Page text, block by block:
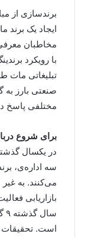
برندسازی از
ایجاد یک برند
مخاطبان
با رویکرد
تبلیغاتی مات
صنعتی بارز به
مختلفی پاسخ
برای شروع
در یکسال
سه اداره‌ی،
می‌کنند. به
بازاریابی
است. تحقیقات